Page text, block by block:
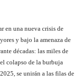
en una nueva crisis de
y bajo la amenaza de
décadas: las miles de
colapso de la burbuja
se unirán a las filas de